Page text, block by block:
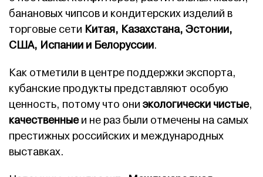
банановых чипсов и кондитерских изделий в
торговые сети Китая, Казахстана, Эстонии,
США, Испании и Белоруссии.
Как отметили в центре поддержки экспорта,
кубанские продукты представляют особую
ценность, потому что они экологически чистые,
качественныеи не раз были отмечены на самых
престижных российских и международных
выставках.